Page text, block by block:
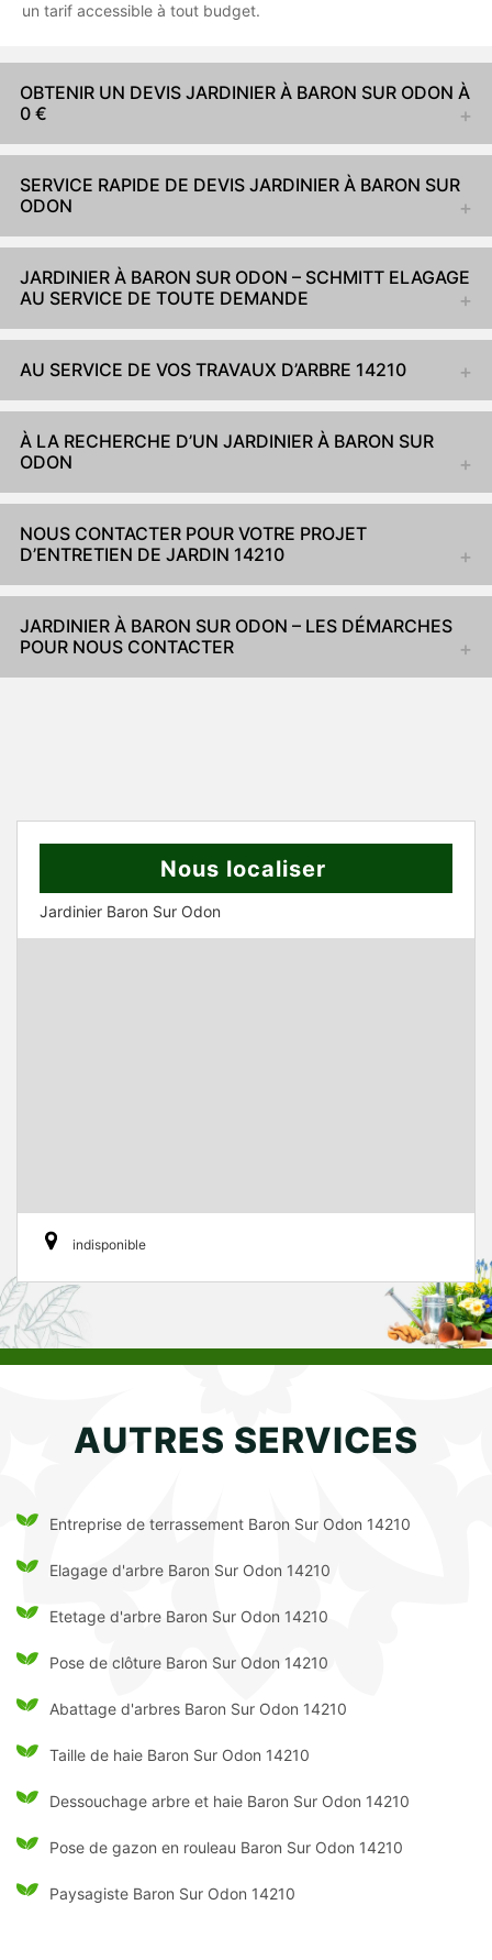
un tarif accessible à tout budget.
OBTENIR UN DEVIS JARDINIER À BARON SUR ODON À
0 €
SERVICE RAPIDE DE DEVIS JARDINIER À BARON SUR
ODON
JARDINIER À BARON SUR ODON – SCHMITT ELAGAGE
AU SERVICE DE TOUTE DEMANDE
AU SERVICE DE VOS TRAVAUX D’ARBRE 14210
À LA RECHERCHE D’UN JARDINIER À BARON SUR
ODON
NOUS CONTACTER POUR VOTRE PROJET
D’ENTRETIEN DE JARDIN 14210
JARDINIER À BARON SUR ODON – LES DÉMARCHES
POUR NOUS CONTACTER
Nous localiser
Jardinier Baron Sur Odon
indisponible
AUTRES SERVICES
Entreprise de terrassement Baron Sur Odon 14210
Elagage d'arbre Baron Sur Odon 14210
Etetage d'arbre Baron Sur Odon 14210
Pose de clôture Baron Sur Odon 14210
Abattage d'arbres Baron Sur Odon 14210
Taille de haie Baron Sur Odon 14210
Dessouchage arbre et haie Baron Sur Odon 14210
Pose de gazon en rouleau Baron Sur Odon 14210
Paysagiste Baron Sur Odon 14210